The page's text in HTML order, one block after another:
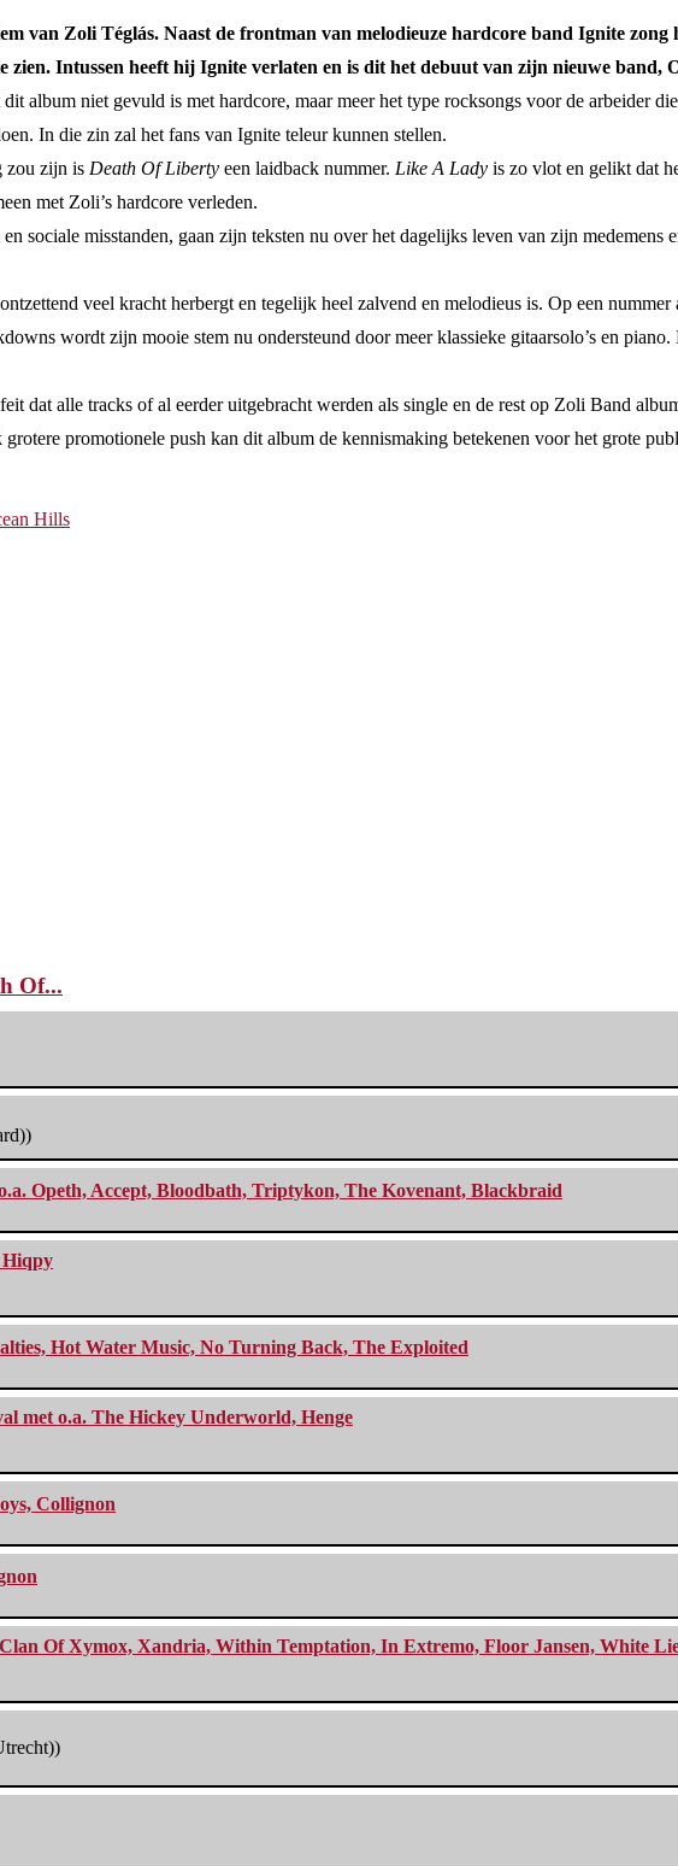
van Zoli Téglás. Naast de frontman van melodieuze hardcore band Ignite
zien. Intussen heeft hij Ignite verlaten en is dit het debuut van zijn nieuwe band,
album niet gevuld is met hardcore, maar meer het type rocksongs voor de arbeider
In die zin zal het fans van Ignite teleur kunnen stellen.
zou zijn is Death Of Liberty een laidback nummer. Like A Lady is zo vlot en gelikt dat
met Zoli’s hardcore verleden.
sociale misstanden, gaan zijn teksten nu over het dagelijks leven van zijn medemens
veel kracht herbergt en tegelijk heel zalvend en melodieus is. Op een nummer
wordt zijn mooie stem nu ondersteund door meer klassieke gitaarsolo’s en
dat alle tracks of al eerder uitgebracht werden als single en de rest op Zoli Band
promotionele push kan dit album de kennismaking betekenen voor het grote
Hills
Of...
Opeth, Accept, Bloodbath, Triptykon, The Kovenant, Blackbraid
Hiqpy
Hot Water Music, No Turning Back, The Exploited
met o.a. The Hickey Underworld, Henge
Collignon
Of Xymox, Xandria, Within Temptation, In Extremo, Floor Jansen, White